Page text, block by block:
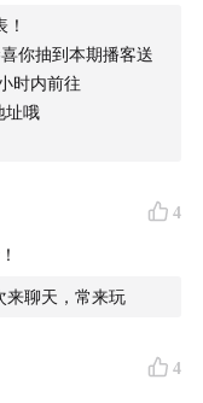
是很少的，有
的人简直是稀缺。
非常实用且充满了
Jason 直接输出实
用户反馈 而非商业计划书
成功者的圈层 会更容
你抽到本期播客送
时内前往
址哦
4
来聊天，常来玩
4